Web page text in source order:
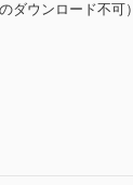
ダウンロード不可）